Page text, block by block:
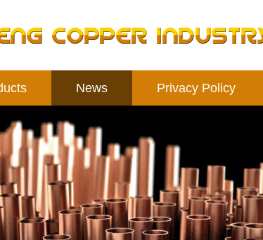
News Privacy Policy